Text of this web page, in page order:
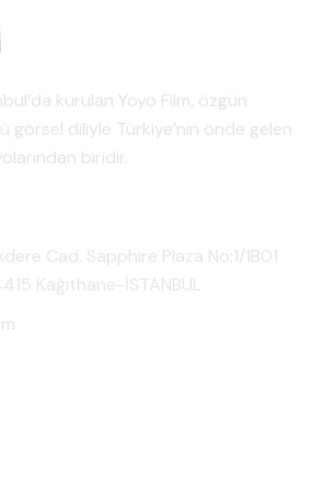
kurulan Yoyo Film, özgün
görsel diliyle Türkiye’nin önde gelen
biridir.
Cad. Sapphire Plaza No:1/1B01
Kağıthane-İSTANBUL